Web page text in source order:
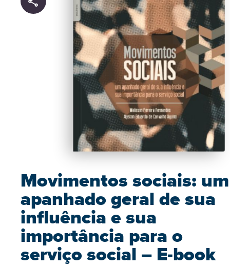
Movimentos sociais: um
apanhado geral de sua
influência e sua
importância para o
serviço social – E-book